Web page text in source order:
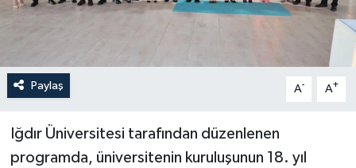
Paylaş A- A+
Iğdır Üniversitesi tarafından düzenlenen
programda, üniversitenin kuruluşunun 18. yıl